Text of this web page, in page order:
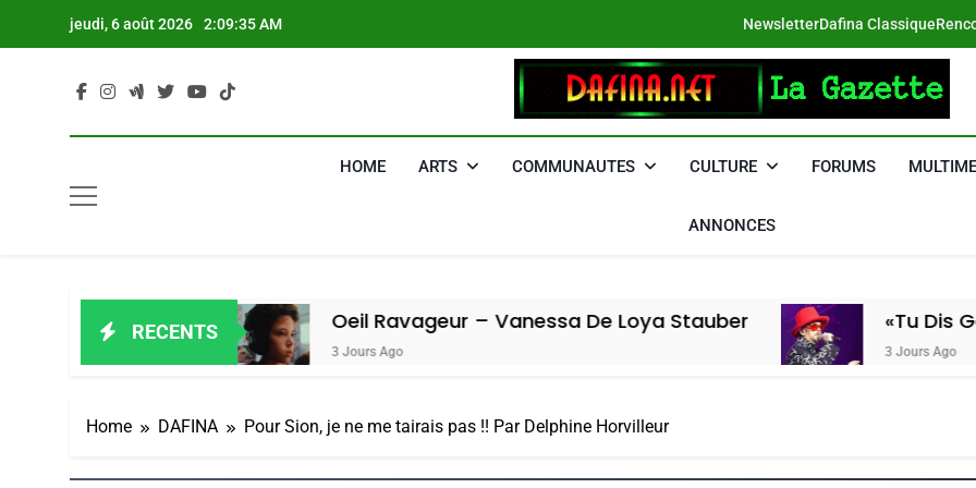
jeudi, 6 août 2026 2:09:36 AM NewsletterDafina Classique
DAFINA
HOME ARTS COMMUNAUTES CULTURE FORUMS
ANNONCES
RECENTSOeil Ravageur – Vanessa De Loya Stauber
3 Jours Ago
«Tu Dis Génocide,
3 Jours Ago
Home DAFINA Pour Sion, je ne me tairais pas !! Par Delphine Horvilleur